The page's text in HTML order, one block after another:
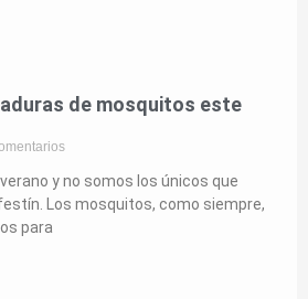
de mosquitos este
y no somos los únicos que
Los mosquitos, como siempre,
para